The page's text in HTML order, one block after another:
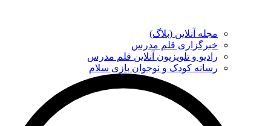
مجله آنلاین (بلاگ)
خبرگزاری قلم مدرس
رادیو و تلویزیون آنلاین قلم مدرس
رسانه کودک و نوجوان بازی سلام